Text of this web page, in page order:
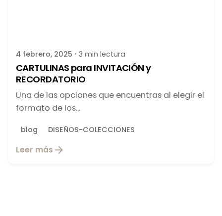
4 febrero, 2025 3 min lectura
CARTULINAS para INVITACIÓN y
RECORDATORIO
Una de las opciones que encuentras al elegir el
formato de los...
blog DISEÑOS-COLECCIONES
Leer más